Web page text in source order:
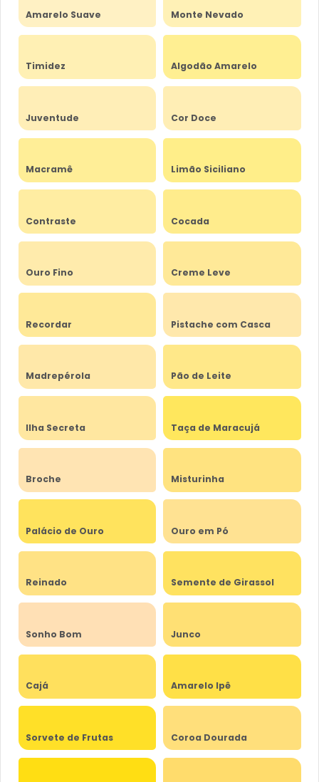
Amarelo Suave Monte Nevado
Timidez Algodão Amarelo
Juventude Cor Doce
Macramê Limão Siciliano
Contraste Cocada
Ouro Fino Creme Leve
Recordar Pistache com Casca
Madrepérola Pão de Leite
Ilha Secreta Taça de Maracujá
Broche Misturinha
Palácio de Ouro Ouro em Pó
Reinado Semente de Girassol
Sonho Bom Junco
Cajá Amarelo Ipê
Sorvete de Frutas Coroa Dourada